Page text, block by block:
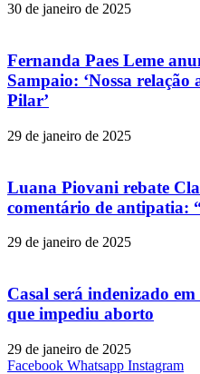
30 de janeiro de 2025
Fernanda Paes Leme
Sampaio: ‘Nossa relação
Pilar’
29 de janeiro de 2025
Luana Piovani rebate
comentário de antipatia:
29 de janeiro de 2025
Casal será indenizado
que impediu aborto
29 de janeiro de 2025
Facebook Whatsapp Instagram